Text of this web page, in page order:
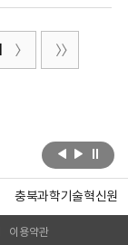
충북과학기술혁신원
이용약관